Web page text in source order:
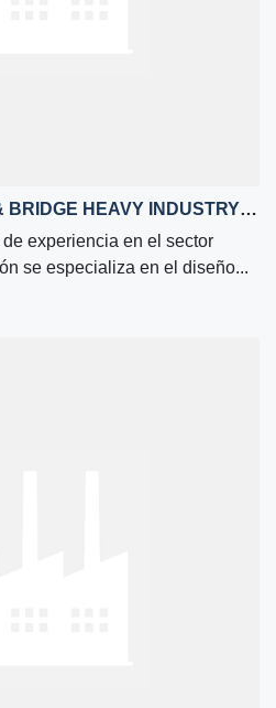
HENAN LIMING ROAD & BRIDGE HEAVY INDUSTRY CO.,LTD.
experiencia en el sector
se especializa en el diseño...